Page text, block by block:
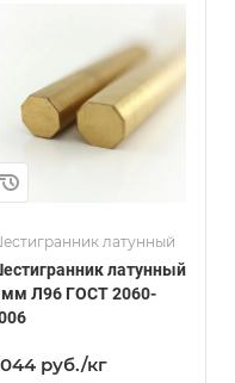
латунный
латунный
мм Л96 ГОСТ 2060-
044 руб./кг
Сплав / Марка стали
ГОСТ, ТУ
ГОСТ 2060-2006
Маркировка
ДШГПП